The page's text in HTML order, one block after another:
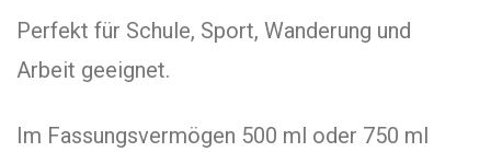
Perfekt für Schule, Sport, Wanderung und
Arbeit geeignet.
Im Fassungsvermögen 500 ml oder 750 ml